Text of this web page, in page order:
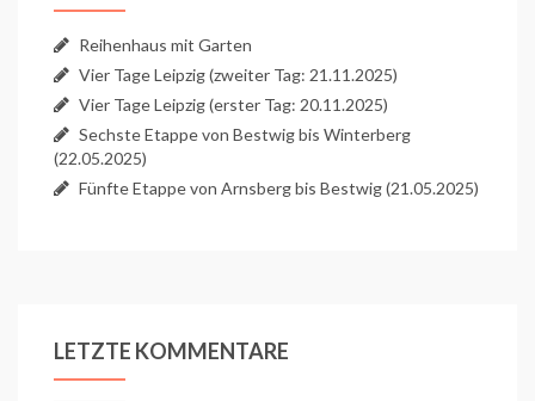
Reihenhaus mit Garten
Vier Tage Leipzig (zweiter Tag: 21.11.2025)
Vier Tage Leipzig (erster Tag: 20.11.2025)
Sechste Etappe von Bestwig bis Winterberg
(22.05.2025)
Fünfte Etappe von Arnsberg bis Bestwig (21.05.2025)
LETZTE KOMMENTARE